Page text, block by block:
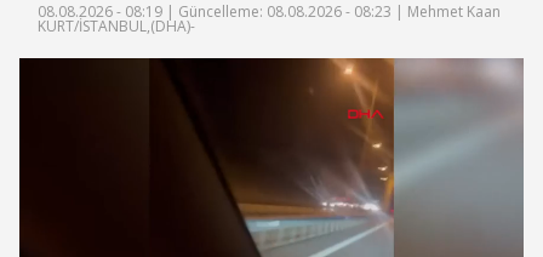
08.08.2026 - 08:19 | Güncelleme: 08.08.2026 - 08:23 | Mehmet Kaan
KURT/İSTANBUL,(DHA)-